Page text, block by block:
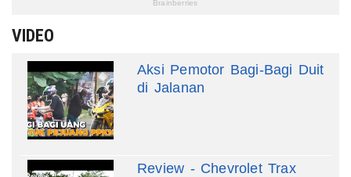
VIDEO
Aksi Pemotor Bagi-Bagi Duit
di Jalanan
Review - Chevrolet Trax